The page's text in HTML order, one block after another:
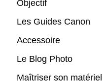
Objectif
Les Guides Canon
Accessoire
Le Blog Photo
Maîtriser son matériel